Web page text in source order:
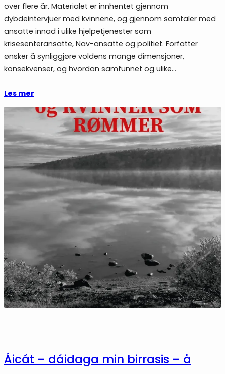
over flere år. Materialet er innhentet gjennom
dybdeintervjuer med kvinnene, og gjennom samtaler med
ansatte innad i ulike hjelpetjenester som
krisesenteransatte, Nav-ansatte og politiet. Forfatter
ønsker å synliggjøre voldens mange dimensjoner,
konsekvenser, og hvordan samfunnet og ulike…
Les mer
Áicát – dáidaga min birrasis – å